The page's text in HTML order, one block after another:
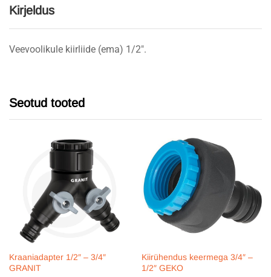
Kirjeldus
Veevoolikule kiirliide (ema) 1/2″.
Seotud tooted
Kraaniadapter 1/2″ – 3/4″
GRANIT
Kiirühendus keermega 3/4″ –
1/2″ GEKO